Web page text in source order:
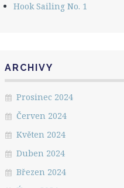
Hook Sailing No. 1
ARCHIVY
Prosinec 2024
Červen 2024
Květen 2024
Duben 2024
Březen 2024